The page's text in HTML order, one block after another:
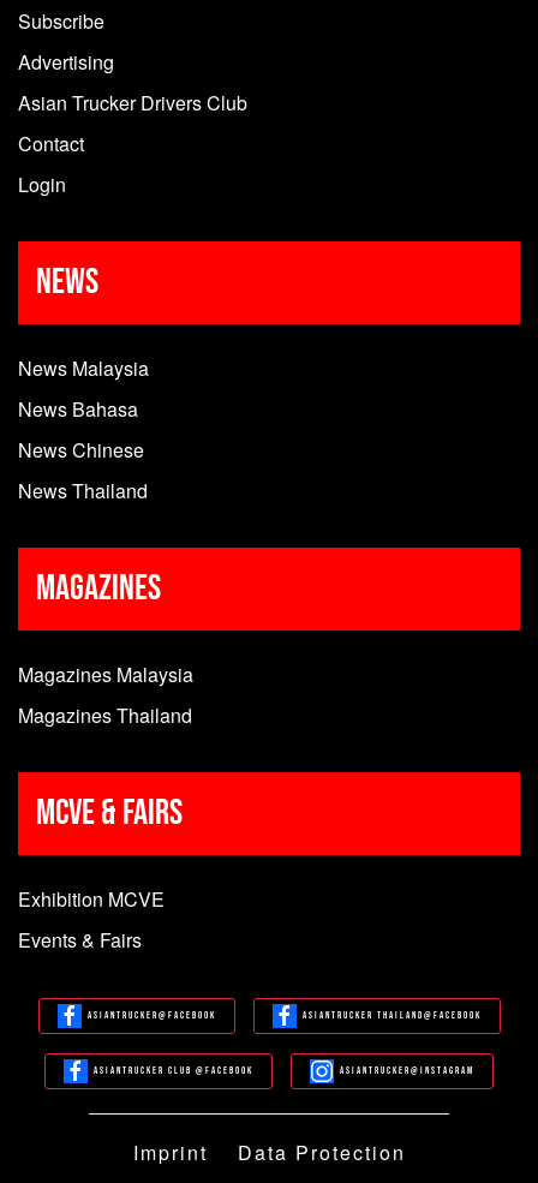
Subscribe
Advertising
Asian Trucker Drivers Club
Contact
Login
News
News Malaysia
News Bahasa
News Chinese
News Thailand
Magazines
Magazines Malaysia
Magazines Thailand
MCVE & Fairs
Exhibition MCVE
Events & Fairs
Asiantrucker@Facebook Asiantrucker Thailand@Facebook
Asiantrucker Club @Facebook Asiantrucker@Instagram
Imprint Data Protection